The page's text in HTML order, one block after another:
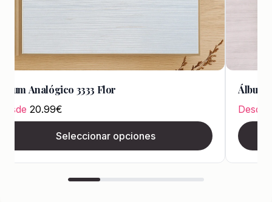
Analógico 3333 Flor
20.99€
Seleccionar opciones
Álbum
Desde